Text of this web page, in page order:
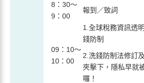
8：30～
9：00
報到／致詞
09：10～
10：00
1.全球稅務資訊透
錢防制
2.洗錢防制法修訂
夾擊下，隱私早就
囉！